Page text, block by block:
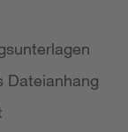
Dateianhang